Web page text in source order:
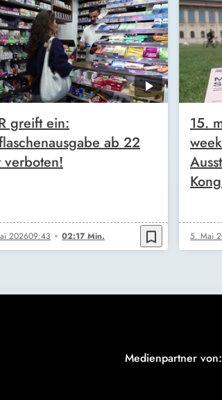
greift ein:
ab 22
verboten!
202609:43 02:17 Min. bookmark_border
15.
5. Mai
Medienpartner von: